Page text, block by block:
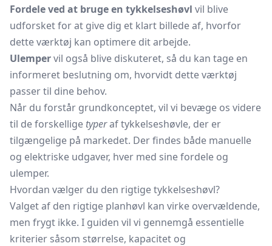
Fordele ved at bruge en tykkelseshøvl vil blive
udforsket for at give dig et klart billede af, hvorfor
dette værktøj kan optimere dit arbejde.
Ulempervil også blive diskuteret, så du kan tage en
informeret beslutning om, hvorvidt dette værktøj
passer til dine behov.
Når du forstår grundkonceptet, vil vi bevæge os videre
til de forskellige typeraf tykkelseshøvle, der er
tilgængelige på markedet. Der findes både manuelle
og elektriske udgaver, hver med sine fordele og
ulemper.
Hvordan vælger du den rigtige tykkelseshøvl?
Valget af den rigtige planhøvl kan virke overvældende,
men frygt ikke. I guiden vil vi gennemgå essentielle
kriterier såsom størrelse, kapacitet og